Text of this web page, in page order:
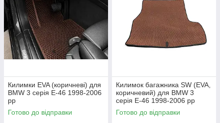
Килимки EVA (коричневі) для
BMW 3 серія E-46 1998-2006
рр
Готово до відправки
Килимок багажника SW (EVA,
коричневий) для BMW 3
серія E-46 1998-2006 рр
Готово до відправки